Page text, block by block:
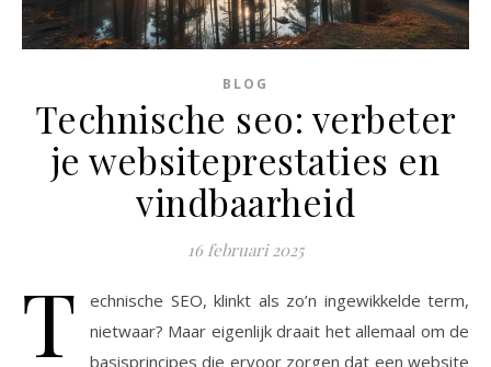
BLOG
Technische seo: verbeter
je websiteprestaties en
vindbaarheid
16 februari 2025
T
echnische SEO, klinkt als zo’n ingewikkelde term,
nietwaar? Maar eigenlijk draait het allemaal om de
basisprincipes die ervoor zorgen dat een website